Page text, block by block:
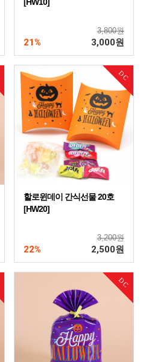
[HW10]
3,800원
21% 3,000원
DC
할로윈데이 간식선물 20호
[HW20]
3,200원
22% 2,500원
DC